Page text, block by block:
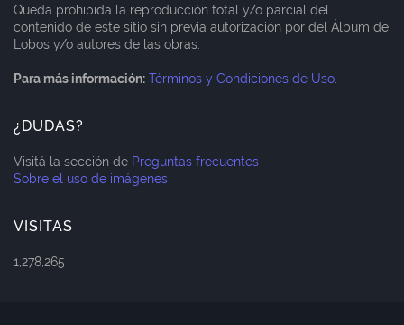
Queda prohibida la reproducción total y/o parcial del
contenido de este sitio sin previa autorización por del Álbum de
Lobos y/o autores de las obras.
Para más información: Términos y Condiciones de Uso
¿DUDAS?
Visitá la sección de Preguntas frecuentes
Sobre el uso de imágenes
VISITAS
1,278,265